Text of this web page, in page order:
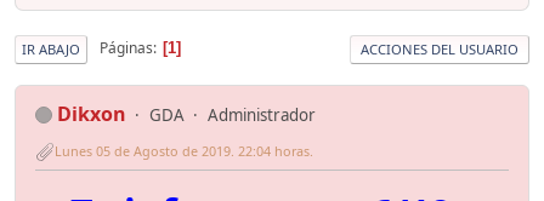
IR ABAJO Páginas 1 ACCIONES DEL USUARIO
Dikxon GDA Administrador
Lunes 05 de Agosto de 2019. 22:04 horas.